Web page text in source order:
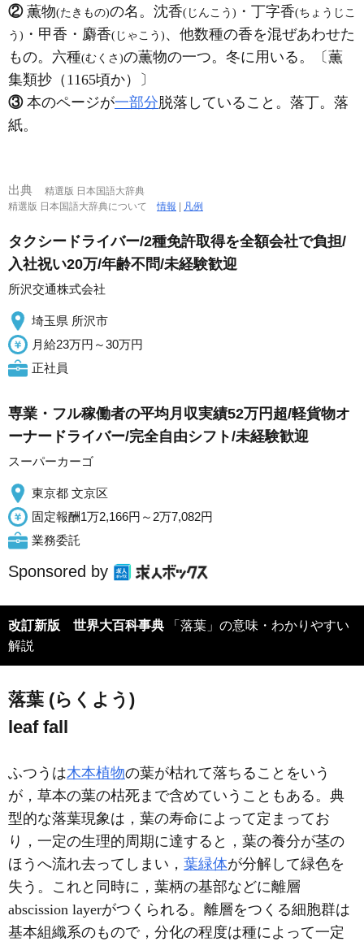
②薫物(たきもの)の名。沈香(じんこう) ・丁字香(ちょうじこ
う) ・甲香・麝香(じゃこう)、他数種の香を混ぜあわせた
もの。六種(むくさ)の薫物の一つ。冬に用いる。〔薫
集類抄（1165頃か）〕
③本のページが一部分脱落していること。落丁。落
紙。
出典
精選版 日本国語大辞典
精選版 日本国語大辞典について情報 凡例
タクシードライバー/2種免許取得を全額会社で負担/
入社祝い20万/年齢不問/未経験歓迎
所沢交通株式会社
埼玉県 所沢市
月給23万円～30万円
正社員
専業・フル稼働者の平均月収実績52万円超/軽貨物オ
ーナードライバー/完全自由シフト/未経験歓迎
スーパーカーゴ
東京都 文京区
固定報酬1万2,166円～2万7,082円
業務委託
Sponsored by
改訂新版 世界大百科事典
解説
落葉 (らくよう)
leaf fall
ふつうは木本植物の葉が枯れて落ちることをいう
が，草本の葉の枯死まで含めていうこともある。典
型的な落葉現象は，葉の寿命によって定まってお
り，一定の生理的周期に達すると，葉の養分が茎の
ほうへ流れ去ってしまい， 葉緑体が分解して緑色を
失う。これと同時に，葉柄の基部などに離層
abscission layerがつくられる。離層をつくる細胞群は
基本組織系のもので，分化の程度は種によって一定